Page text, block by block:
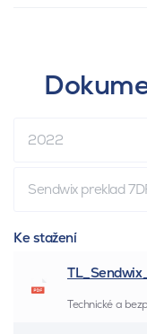
2022
Sendwix preklad
Ke stažení
Technické a